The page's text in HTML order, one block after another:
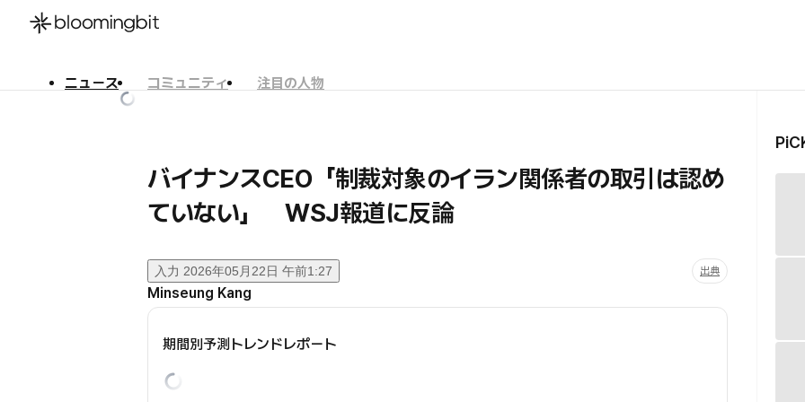
ニュース コミュニティ
注目の人物
バイナンスCEO「制裁対象のイラン関係者の取引は認め
ていない」 WSJ報道に反論
入力 2026年05月22日 午前1:27 出典
Minseung Kang
期間別予測トレンドレポート